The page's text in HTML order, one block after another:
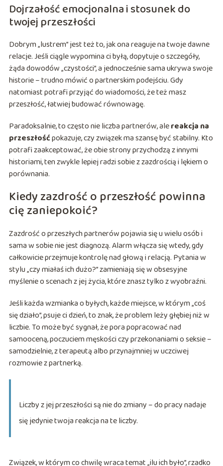
Dojrzałość emocjonalna i stosunek do
twojej przeszłości
Dobrym „lustrem” jest też to, jak ona reaguje na twoje dawne
relacje. Jeśli ciągle wypomina ci byłą, dopytuje o szczegóły,
żąda dowodów „czystości”, a jednocześnie sama ukrywa swoje
historie – trudno mówić o partnerskim podejściu. Gdy
natomiast potrafi przyjąć do wiadomości, że też masz
przeszłość, łatwiej budować równowagę.
Paradoksalnie, to często nie liczba partnerów, alereakcja na
przeszłośćpokazuje, czy związek ma szansę być stabilny. Kto
potrafi zaakceptować, że obie strony przychodzą z innymi
historiami, ten zwykle lepiej radzi sobie z zazdrością i lękiem o
porównania.
Kiedy zazdrość o przeszłość powinna
cię zaniepokoić?
Zazdrość o przeszłych partnerów pojawia się u wielu osób i
sama w sobie nie jest diagnozą. Alarm włącza się wtedy, gdy
całkowicie przejmuje kontrolę nad głową i relacją. Pytania w
stylu „czy miałaś ich dużo?” zamieniają się w obsesyjne
myślenie o scenach z jej życia, które znasz tylko z wyobraźni.
Jeśli każda wzmianka o byłych, każde miejsce, w którym „coś
się działo”, psuje ci dzień, to znak, że problem leży głębiej niż w
liczbie. To może być sygnał, że pora popracować nad
samooceną, poczuciem męskości czy przekonaniami o seksie –
samodzielnie, z terapeutą albo przynajmniej w uczciwej
rozmowie z partnerką.
Liczby z jej przeszłości są nie do zmiany – do pracy nadaje
się jedynie twoja reakcja na te liczby.
Związek, w którym co chwilę wraca temat „ilu ich było”, rzadko